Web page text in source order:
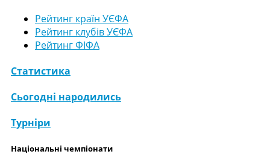
Рейтинг країн УЄФА
Рейтинг клубів УЄФА
Рейтинг ФІФА
Статистика
Сьогодні народились
Турніри
Національні чемпіонати